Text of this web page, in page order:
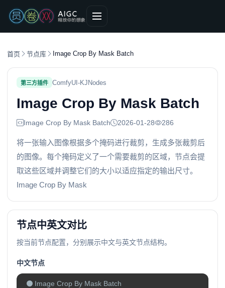
首页 节点库 Image Crop By Mask Batch
第三方插件 ComfyUI-KJNodes
Image Crop By Mask Batch
Image Crop By Mask Batch 2026-01-28 286
将一张输入图像根据多个掩码进行裁剪，生成多张裁剪后
的图像。每个掩码定义了一个需要裁剪的区域，节点会提
取这些区域并调整它们的大小以适应指定的输出尺寸。
Image Crop By Mask
节点中英文对比
按当前节点配置，分别展示中文与英文节点结构。
中文节点
Image Crop By Mask Batch